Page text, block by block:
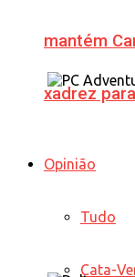
mantém
xadrez
Opinião
Tudo
Cata-